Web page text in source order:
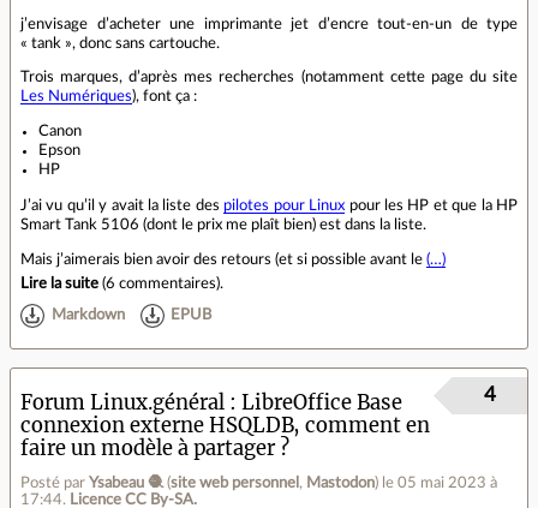
j’envisage d’acheter une imprimante jet d’encre tout-en-un de type
« tank », donc sans cartouche.
Trois marques, d’après mes recherches (notamment cette page du site
Les Numériques), font ça :
Canon
Epson
HP
J’ai vu qu’il y avait la liste des pilotes pour Linux pour les HP et que la HP
Smart Tank 5106 (dont le prix me plaît bien) est dans la liste.
Mais j’aimerais bien avoir des retours (et si possible avant le (…)
Lire la suite (6 commentaires).
Markdown EPUB
Forum Linux.général
LibreOffice Base
connexion externe HSQLDB, comment en
faire un modèle à partager ?
Posté par Ysabeau 🧶 (site web personnel , Mastodon) le 05 mai 2023 à
17:44. Licence CC By‑SA.
4